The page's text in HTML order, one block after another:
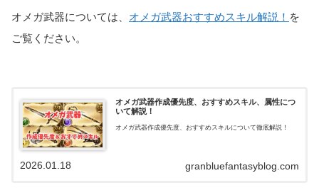
オメガ武器については、 オメガ武器おすすめスキル解説！ を
ご覧ください。
オメガ武器作成優先度、おすすめスキル、属性につ
いて解説！
オメガ武器作成優先度、おすすめスキルについて徹底解説！
granbluefantasyblog.com
2026.01.18